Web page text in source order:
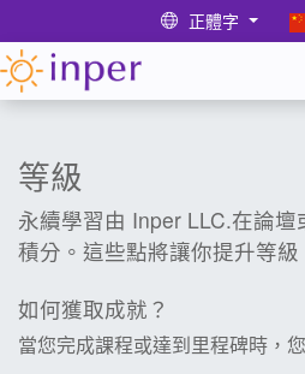
正體字
等級
永續學習由 Inper LLC.在論
積分。這些點將讓你提升等級
如何獲取成就？
當您完成課程或達到里程碑時，